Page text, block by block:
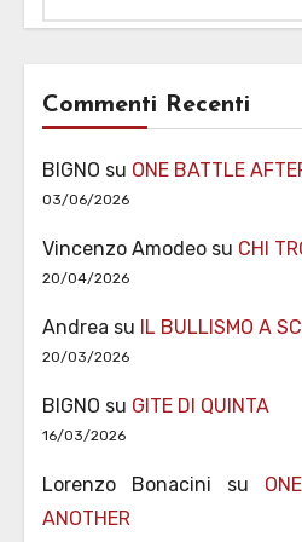
Commenti Recenti
BIGNO su ONE BATTLE
03/06/2026
Vincenzo Amodeosu CHI
20/04/2026
Andrea su IL BULLISMO A
20/03/2026
BIGNO su GITE DI QUINTA
16/03/2026
Lorenzo Bonacini su
ANOTHER